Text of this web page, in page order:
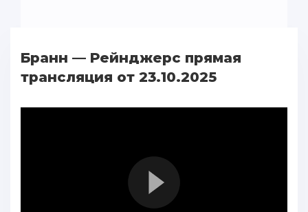
Бранн — Рейнджерс прямая
трансляция от 23.10.2025